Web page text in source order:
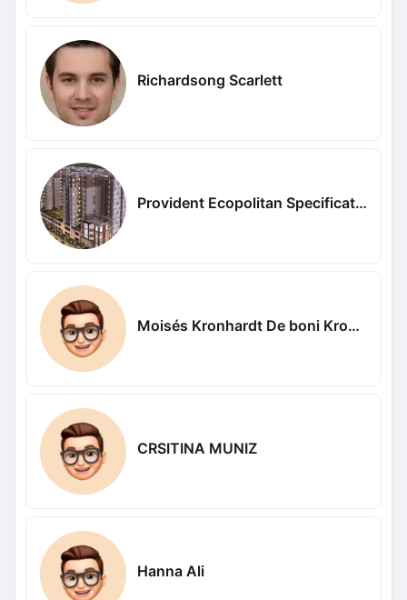
Richardsong Scarlett
Provident Ecopolitan Specifications
Moisés Kronhardt De boni Kronhardt
CRSITINA MUNIZ
Hanna Ali